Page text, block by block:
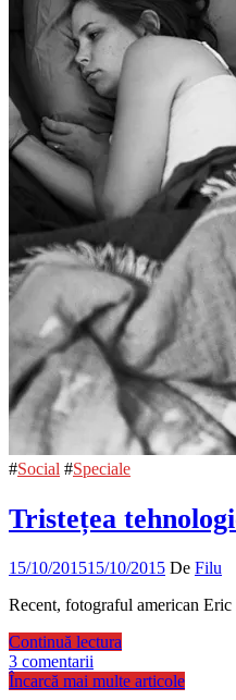
#Social #Speciale
Tristețea
15/10/201515/10/2015 De Filu
Recent, fotograful american
Continuă lectura
3 comentarii
Încarcă mai multe articole